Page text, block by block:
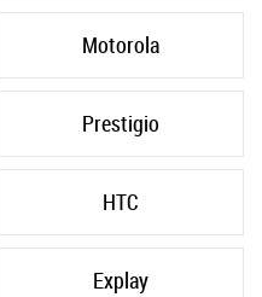
Motorola
Prestigio
HTC
Explay